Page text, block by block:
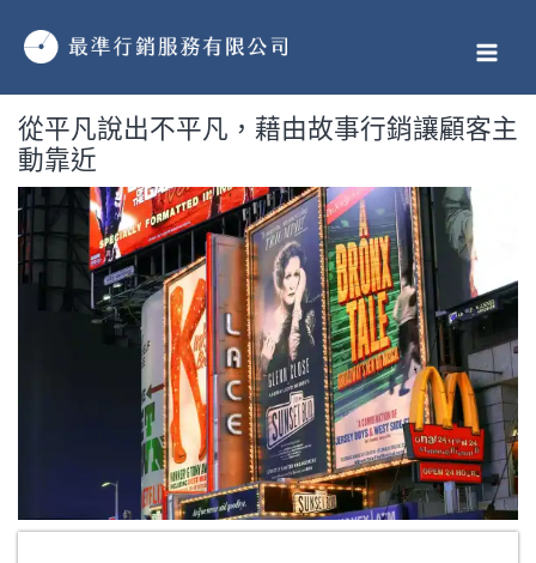
從平凡說出不平凡，藉由故事行銷讓顧客主
動靠近